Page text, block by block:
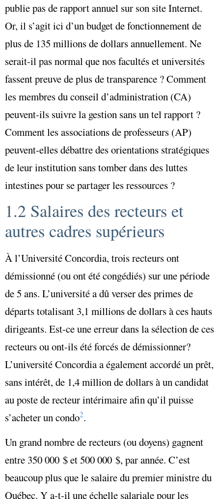
publie pas de rapport annuel sur son site Internet.
Or, il s’agit ici d’un budget de fonctionnement de
plus de 135 millions de dollars annuellement. Ne
serait-il pas normal que nos facultés et universités
fassent preuve de plus de transparence ? Comment
les membres du conseil d’administration (CA)
peuvent-ils suivre la gestion sans un tel rapport ?
Comment les associations de professeurs (AP)
peuvent-elles débattre des orientations stratégiques
de leur institution sans tomber dans des luttes
intestines pour se partager les ressources ?
1.2 Salaires des recteurs et
autres cadres supérieurs
À l’Université Concordia, trois recteurs ont
démissionné (ou ont été congédiés) sur une période
de 5 ans. L’université a dû verser des primes de
départs totalisant 3,1 millions de dollars à ces hauts
dirigeants. Est-ce une erreur dans la sélection de ces
recteurs ou ont-ils été forcés de démissionner?
L’université Concordia a également accordé un prêt,
sans intérêt, de 1,4 million de dollars à un candidat
au poste de recteur intérimaire afin qu’il puisse
s’acheter un condo2.
Un grand nombre de recteurs (ou doyens) gagnent
entre 350 000 $ et 500 000 $, par année. C’est
beaucoup plus que le salaire du premier ministre du
Québec. Y a-t-il une échelle salariale pour les